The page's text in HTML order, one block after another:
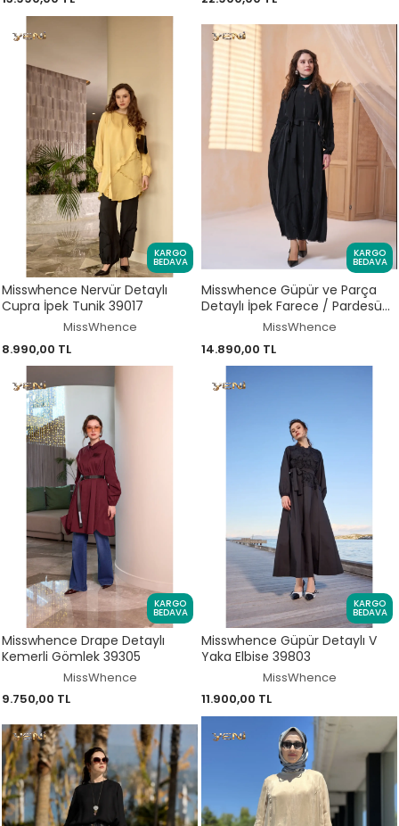
KARGO
BEDAVA
Misswhence Nervür Detaylı
Cupra İpek Tunik 39017
MissWhence
8.990,00 TL
KARGO
BEDAVA
Misswhence Güpür ve Parça
Detaylı İpek Farece / Pardesü
MissWhence
14.890,00 TL
KARGO
BEDAVA
Misswhence Drape Detaylı
Kemerli Gömlek 39305
MissWhence
9.750,00 TL
KARGO
BEDAVA
Misswhence Güpür Detaylı V
Yaka Elbise 39803
MissWhence
11.900,00 TL